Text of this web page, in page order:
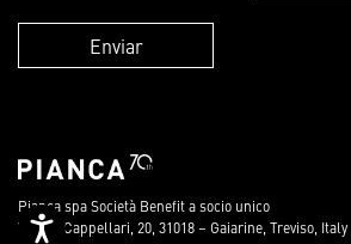
Accessibility
Enviar
Pianca spa Società Benefit a socio unico
Via dei Cappellari, 20, 31018 – Gaiarine, Treviso, Italy